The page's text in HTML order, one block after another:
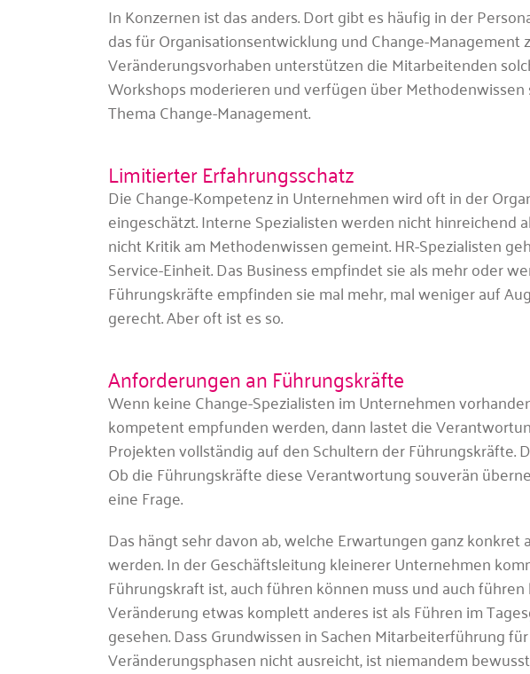
In Konzernen ist das anders. Dort gibt es häufig in der
das für Organisationsentwicklung und Change-Management
Veränderungsvorhaben unterstützen die Mitarbeitenden
Workshops moderieren und verfügen über
Thema Change-Management.
Limitierter Erfahrungsschatz
Die Change-Kompetenz in Unternehmen wird oft in der
eingeschätzt. Interne Spezialisten werden nicht hinreichend
nicht Kritik am Methodenwissen gemeint. HR-Spezialisten
Service-Einheit. Das Business empfindet sie als mehr oder
Führungskräfte empfinden sie mal mehr, mal weniger auf
gerecht. Aber oft ist es so.
Anforderungen an Führungskräfte
Wenn keine Change-Spezialisten im Unternehmen
kompetent empfunden werden, dann lastet die
Projekten vollständig auf den Schultern der Führungskräfte.
Ob die Führungskräfte diese Verantwortung souverän
eine Frage.
Das hängt sehr davon ab, welche Erwartungen ganz
werden. In der Geschäftsleitung kleinerer Unternehmen
Führungskraft ist, auch führen können muss und auch führen
Veränderung etwas komplett anderes ist als Führen im
gesehen. Dass Grundwissen in Sachen Mitarbeiterführung
Veränderungsphasen nicht ausreicht, ist niemandem